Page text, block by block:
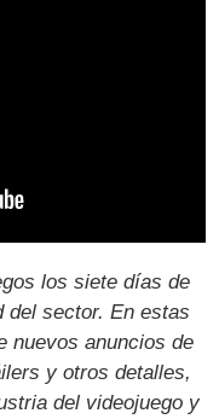
los siete días de
del sector. En estas
nuevos anuncios de
y otros detalles,
del videojuego y